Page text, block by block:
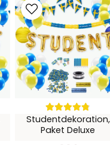
Studentdekoration,
Paket Deluxe